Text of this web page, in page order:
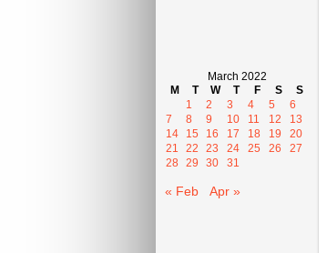
March 2022
M
T W T F S
S
1
2 3 4 5
6
7
8 9 10 11 12
13
14
15 16 17 18 19
20
21
22 23 24 25 26
27
28 29 30 31
« Feb Apr »